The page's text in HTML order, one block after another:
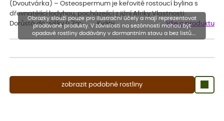
(Dvoutvárka) – Osteospermum je keřovitě rostoucí bylina s
dřevnatějící lodyhou, pocházející z jižní Afriky.Vlastnosti·
Dorůstá do výšky 0,3m· Květy…
Vše o produktu
zobrazit podobné rostliny
Obrázky slouží pouze pro ilustrační účely a mají reprezentovat
prodávané produkty. V závislosti na sezónnosti mohou být
opadavé rostliny dodávány v dormantním stavu a bez listů.
Rostliny mohou být také sestřiženy níže, než je uvedená výška,